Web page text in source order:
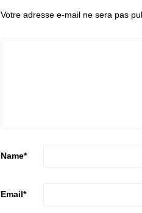
Votre adresse e-mail ne sera pas
Name*
Email*